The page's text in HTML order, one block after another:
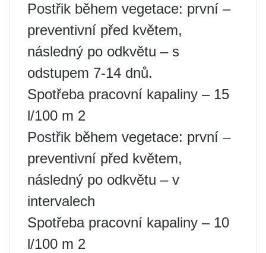
Postřik během vegetace: první –
preventivní před květem,
následný po odkvětu – s
odstupem 7-14 dnů.
Spotřeba pracovní kapaliny – 15
l/100 m 2
Postřik během vegetace: první –
preventivní před květem,
následný po odkvětu – v
intervalech
Spotřeba pracovní kapaliny – 10
l/100 m 2